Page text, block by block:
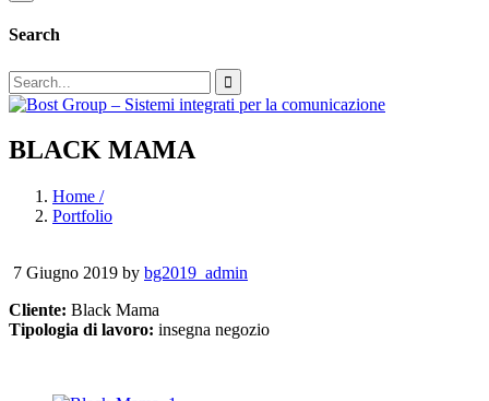
Search
BLACK MAMA
Home /
Portfolio
7 Giugno 2019 by bg2019_admin
Cliente: Black Mama
Tipologia di lavoro: insegna negozio